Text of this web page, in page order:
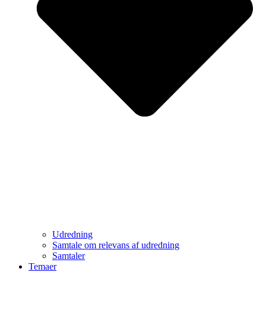
Udredning
Samtale om relevans af udredning
Samtaler
Temaer